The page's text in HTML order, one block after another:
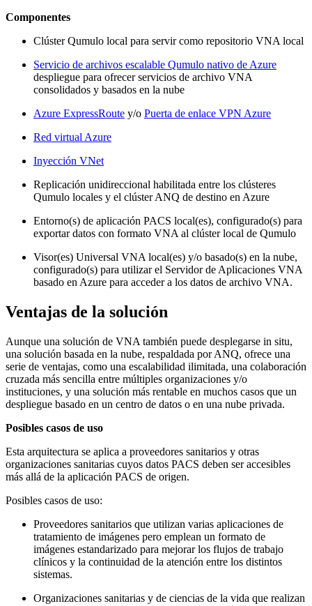
Componentes
Clúster Qumulo local para servir como repositorio VNA local
Servicio de archivos escalable Qumulo nativo de Azure
despliegue para ofrecer servicios de archivo VNA
consolidados y basados en la nube
Azure ExpressRoute y/o Puerta de enlace VPN Azure
Red virtual Azure
Inyección VNet
Replicación unidireccional habilitada entre los clústeres
Qumulo locales y el clúster ANQ de destino en Azure
Entorno(s) de aplicación PACS local(es), configurado(s) para
exportar datos con formato VNA al clúster local de Qumulo
Visor(es) Universal VNA local(es) y/o basado(s) en la nube,
configurado(s) para utilizar el Servidor de Aplicaciones VNA
basado en Azure para acceder a los datos de archivo VNA.
Ventajas de la solución
Aunque una solución de VNA también puede desplegarse in situ,
una solución basada en la nube, respaldada por ANQ, ofrece una
serie de ventajas, como una escalabilidad ilimitada, una colaboración
cruzada más sencilla entre múltiples organizaciones y/o
instituciones, y una solución más rentable en muchos casos que un
despliegue basado en un centro de datos o en una nube privada.
Posibles casos de uso
Esta arquitectura se aplica a proveedores sanitarios y otras
organizaciones sanitarias cuyos datos PACS deben ser accesibles
más allá de la aplicación PACS de origen.
Posibles casos de uso:
Proveedores sanitarios que utilizan varias aplicaciones de
tratamiento de imágenes pero emplean un formato de
imágenes estandarizado para mejorar los flujos de trabajo
clínicos y la continuidad de la atención entre los distintos
sistemas.
Organizaciones sanitarias y de ciencias de la vida que realizan